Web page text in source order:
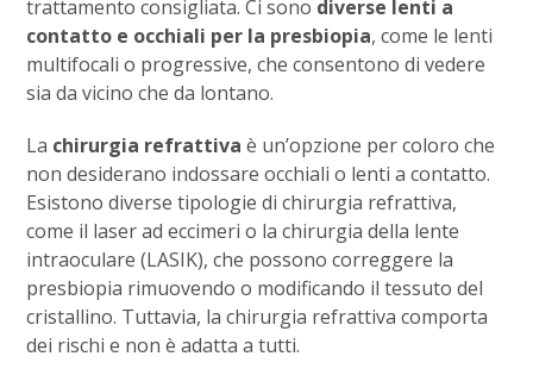
trattamento consigliata. Ci sono diverse lenti a
contatto e occhiali per la presbiopia, come le lenti
multifocali o progressive, che consentono di vedere
sia da vicino che da lontano.
La chirurgia refrattiva è un’opzione per coloro che
non desiderano indossare occhiali o lenti a contatto.
Esistono diverse tipologie di chirurgia refrattiva,
come il laser ad eccimeri o la chirurgia della lente
intraoculare (LASIK), che possono correggere la
presbiopia rimuovendo o modificando il tessuto del
cristallino. Tuttavia, la chirurgia refrattiva comporta
dei rischi e non è adatta a tutti.